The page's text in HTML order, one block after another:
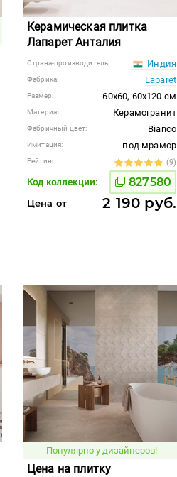
Керамическая плитка
Лапарет Анталия
Страна-производитель: Индия
Фабрика: Laparet
Размер: 60x60, 60x120 см
Материал: Керамогранит
Фабричный цвет: Bianco
Имитация: под мрамор
Рейтинг: (9)
Код коллекции: 827580
Цена от 2 190 руб.
Популярно у дизайнеров!
Цена на плитку